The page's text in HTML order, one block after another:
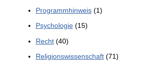
Programmhinweis(1)
Psychologie(15)
Recht(40)
Religionswissenschaft(71)